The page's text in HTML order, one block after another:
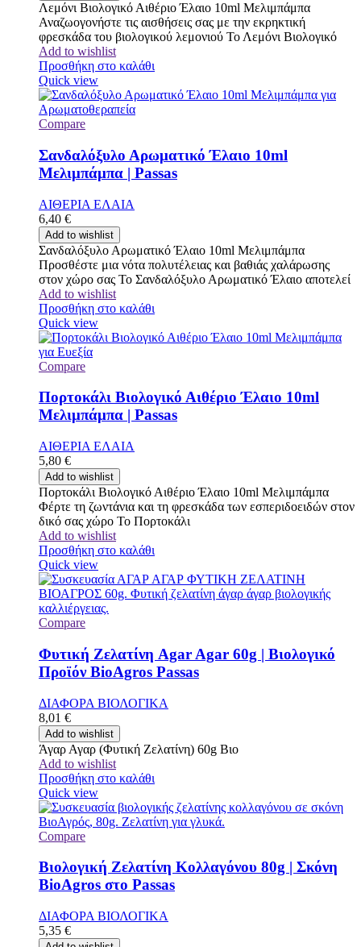
Λεμόνι Βιολογικό Αιθέριο Έλαιο 10ml Μελιμπάμπα
Αναζωογονήστε τις αισθήσεις σας με την εκρηκτική
φρεσκάδα του βιολογικού λεμονιού Το Λεμόνι Βιολογικό
Add to wishlist
Προσθήκη στο καλάθι
Quick view
Compare
Σανδαλόξυλο Αρωματικό Έλαιο 10ml
Μελιμπάμπα | Passas
ΑΙΘΕΡΙΑ ΕΛΑΙΑ
6,40 €
Add to wishlist
Σανδαλόξυλο Αρωματικό Έλαιο 10ml Μελιμπάμπα
Προσθέστε μια νότα πολυτέλειας και βαθιάς χαλάρωσης
στον χώρο σας Το Σανδαλόξυλο Αρωματικό Έλαιο αποτελεί
Add to wishlist
Προσθήκη στο καλάθι
Quick view
Compare
Πορτοκάλι Βιολογικό Αιθέριο Έλαιο 10ml
Μελιμπάμπα | Passas
ΑΙΘΕΡΙΑ ΕΛΑΙΑ
5,80 €
Add to wishlist
Πορτοκάλι Βιολογικό Αιθέριο Έλαιο 10ml Μελιμπάμπα
Φέρτε τη ζωντάνια και τη φρεσκάδα των εσπεριδοειδών στον
δικό σας χώρο Το Πορτοκάλι
Add to wishlist
Προσθήκη στο καλάθι
Quick view
Compare
Φυτική Ζελατίνη Agar Agar 60g | Βιολογικό
Προϊόν BioAgros Passas
ΔΙΑΦΟΡΑ ΒΙΟΛΟΓΙΚΑ
8,01 €
Add to wishlist
Άγαρ Αγαρ (Φυτική Ζελατίνη) 60g Βιο
Add to wishlist
Προσθήκη στο καλάθι
Quick view
Compare
Βιολογική Ζελατίνη Κολλαγόνου 80g | Σκόνη
BioAgros στο Passas
ΔΙΑΦΟΡΑ ΒΙΟΛΟΓΙΚΑ
5,35 €